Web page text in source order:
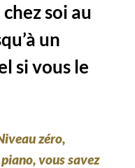
soi au
un
si vous le
zéro,
piano, vous savez